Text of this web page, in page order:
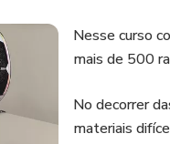
Nesse curso
mais de 500
No decorrer
materiais